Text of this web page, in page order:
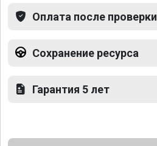
Оплата после проверки
Сохранение ресурса
Гарантия 5 лет